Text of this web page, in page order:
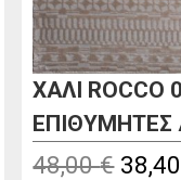
ΧΑΛΙ ROCCO
ΕΠΙΘΥΜΗΤΕΣ
48,00€ 38,40